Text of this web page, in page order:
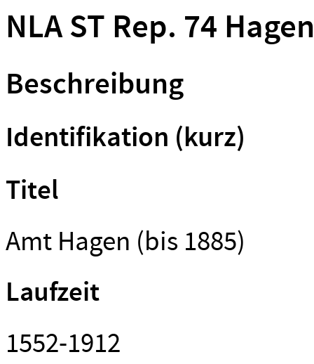
NLA ST Rep. 74 Hagen
Beschreibung
Identifikation (kurz)
Titel
Amt Hagen (bis 1885)
Laufzeit
1552-1912